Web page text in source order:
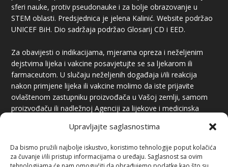
Upravljajte saglasnostima
Da bismo pružili najbolje iskustvo, koristimo tehnologije poput kolačića
za čuvanje i/ili pristup informacijama o uređaju. Saglasnost sa ovim
sferi nauke, protiv pseudonauke i za bolje obrazovanje u
STEM oblasti. Predsjednica je jelena Kalinić. Website podržao
UNICEF BiH. Dio sadržaja podržao Glosarij CD i EED.
Za obavijesti o indikacijama, mjerama opreza i neželjenim
dejstvima lijeka i vakcine posavjetujte se sa ljekarom ili
farmaceutom. U slučaju neželjenih događaja i/ili reakcija
nakon primjene lijeka ili vakcine molimo da iste prijavite
ovlaštenom zastupniku proizvođača u Vašoj zemlji, samom
proizvođaču ili nadležnoj Agenciji za lijekove i medicinska